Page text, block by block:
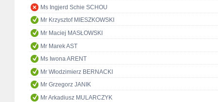
Ms Ingjerd Schie SCHOU
Mr Krzysztof MIESZKOWSKI
Mr Maciej MASŁOWSKI
Mr Marek AST
Ms Iwona ARENT
Mr Włodzimierz BERNACKI
Mr Grzegorz JANIK
Mr Arkadiusz MULARCZYK